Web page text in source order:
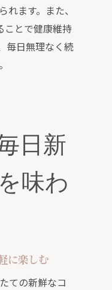
ます。また、
ことで健康維持
毎日無理なく続
日新
味わ
に楽しむ
ての新鮮なコ